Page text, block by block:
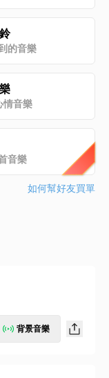
的音樂
情音樂
音樂
如何幫好友買單
背景音樂